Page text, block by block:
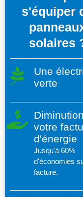
s'équiper
solaires
Une
verte
votre
d'énergie
Jusqu'à 60%
d'économies
facture.